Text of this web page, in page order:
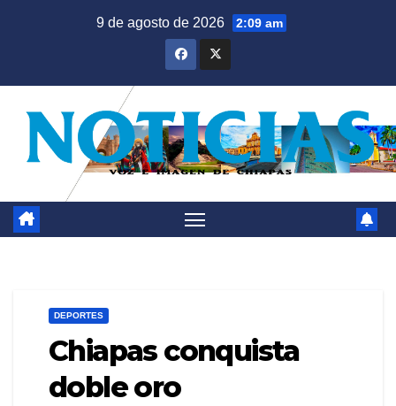
9 de agosto de 2026 2:09 am
DEPORTES
Chiapas conquista
doble oro